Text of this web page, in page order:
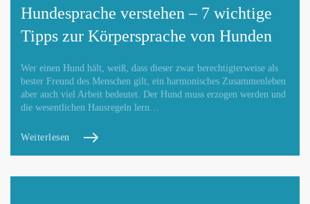
Hundesprache verstehen – 7 wichtige
Tipps zur Körpersprache von Hunden
Wer einen Hund hält, weiß, dass dieser zwar berechtigterweise als
bester Freund des Menschen gilt, ein harmonisches Zusammenleben
aber auch viel Arbeit bedeutet. Der Hund muss erzogen werden und
die wesentlichen Hausregeln lern…
Weiterlesen